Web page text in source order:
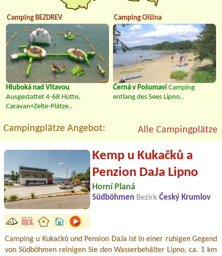
Camping BEZDREV
Hluboká nad Vltavou
Ausgestattet 4-6B Hütte,
Caravan+Zelte-Plätze..
Camping Olšina
Černá v Pošumaví Camping
entlang des Sees Lipno..
Campingplätze Angebot: Alle Campingplätze
Kemp u Kukačků a
Penzion DaJa Lipno
Horní Planá
Südböhmen Bezirk Český Krumlov
Camping u Kukačků und Pension DaJa ist in einer ruhigen Gegend
von Südböhmen reinigen Sie den Wasserbehälter Lipno, ca. 1 km